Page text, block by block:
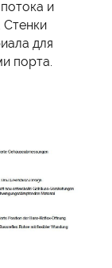
и
Стенки
для
порта.